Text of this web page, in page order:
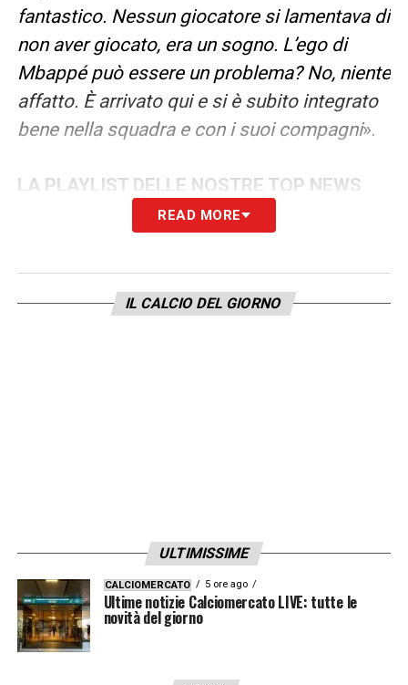
fantastico. Nessun giocatore si lamentava di
non aver giocato, era un sogno. L’ego di
Mbappé può essere un problema? No, niente
affatto. È arrivato qui e si è subito integrato
bene nella squadra e con i suoi compagni».
LA PLAYLIST DELLE NOSTRE TOP NEWS
READ MORE
IL CALCIO DEL GIORNO
ULTIMISSIME
CALCIOMERCATO 5 ore ago
Ultime notizie Calciomercato LIVE: tutte le
novità del giorno